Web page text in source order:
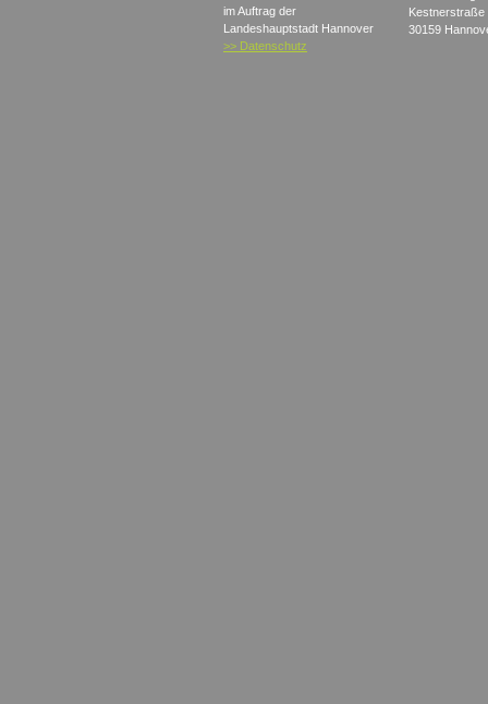
im Auftrag der
Landeshauptstadt Hannover
>> Datenschutz
Kestnerstraße
30159